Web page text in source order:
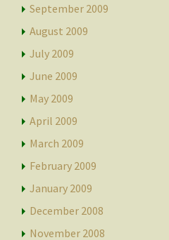
September 2009
August 2009
July 2009
June 2009
May 2009
April 2009
March 2009
February 2009
January 2009
December 2008
November 2008